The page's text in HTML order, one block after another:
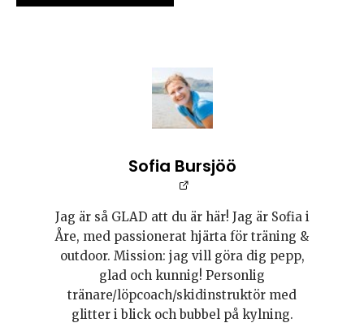
Sofia Bursjöö
Jag är så GLAD att du är här! Jag är Sofia i
Åre, med passionerat hjärta för träning &
outdoor. Mission: jag vill göra dig pepp,
glad och kunnig! Personlig
tränare/löpcoach/skidinstruktör med
glitter i blick och bubbel på kylning.